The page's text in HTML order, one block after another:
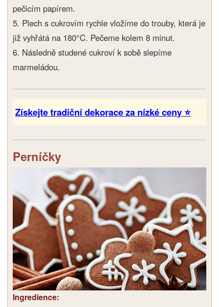
pečicím papírem.
5. Plech s cukrovím rychle vložíme do trouby, která je
již vyhřátá na 180°C. Pečeme kolem 8 minut.
6. Následně studené cukroví k sobě slepíme
marmeládou.
Získejte tradiční dekorace za nízké ceny ⭐
Perníčky
Ingredience: